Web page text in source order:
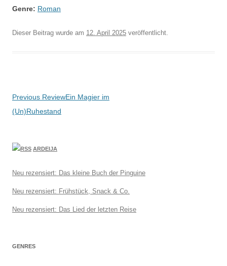
Genre: Roman
Dieser Beitrag wurde am 12. April 2025 veröffentlicht.
Beitragsnavigation
Previous ReviewEin Magier im
(Un)Ruhestand
ARDEIJA
Neu rezensiert: Das kleine Buch der Pinguine
Neu rezensiert: Frühstück, Snack & Co.
Neu rezensiert: Das Lied der letzten Reise
GENRES